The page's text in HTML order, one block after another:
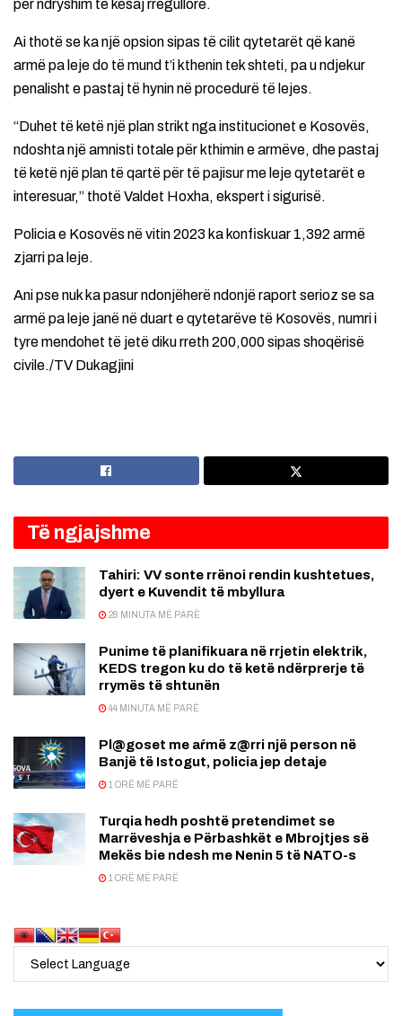
për ndryshim të kësaj rregullore.
Ai thotë se ka një opsion sipas të cilit qytetarët që kanë
armë pa leje do të mund t’i kthenin tek shteti, pa u ndjekur
penalisht e pastaj të hynin në procedurë të lejes.
“Duhet të ketë një plan strikt nga institucionet e Kosovës,
ndoshta një amnisti totale për kthimin e armëve, dhe pastaj
të ketë një plan të qartë për të pajisur me leje qytetarët e
interesuar,” thotë Valdet Hoxha, ekspert i sigurisë.
Policia e Kosovës në vitin 2023 ka konfiskuar 1,392 armë
zjarri pa leje.
Ani pse nuk ka pasur ndonjëherë ndonjë raport serioz se sa
armë pa leje janë në duart e qytetarëve të Kosovës, numri i
tyre mendohet të jetë diku rreth 200,000 sipas shoqërisë
civile./TV Dukagjini
Të ngjajshme
Tahiri: VV sonte rrënoi rendin kushtetues,
dyert e Kuvendit të mbyllura
28 MINUTA MË PARË
Punime të planifikuara në rrjetin elektrik,
KEDS tregon ku do të ketë ndërprerje të
rrymës të shtunën
44 MINUTA MË PARË
Pl@goset me aŕmë z@rri një person në
Banjë të Istogut, policia jep detaje
1 ORË MË PARË
Turqia hedh poshtë pretendimet se
Marrëveshja e Përbashkët e Mbrojtjes së
Mekës bie ndesh me Nenin 5 të NATO-s
1 ORË MË PARË